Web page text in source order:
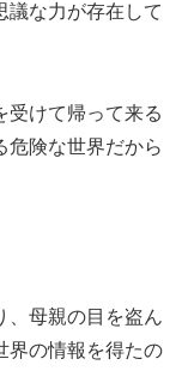
議な力が存在して
受けて帰って来る
危険な世界だから
、母親の目を盗ん
界の情報を得たの